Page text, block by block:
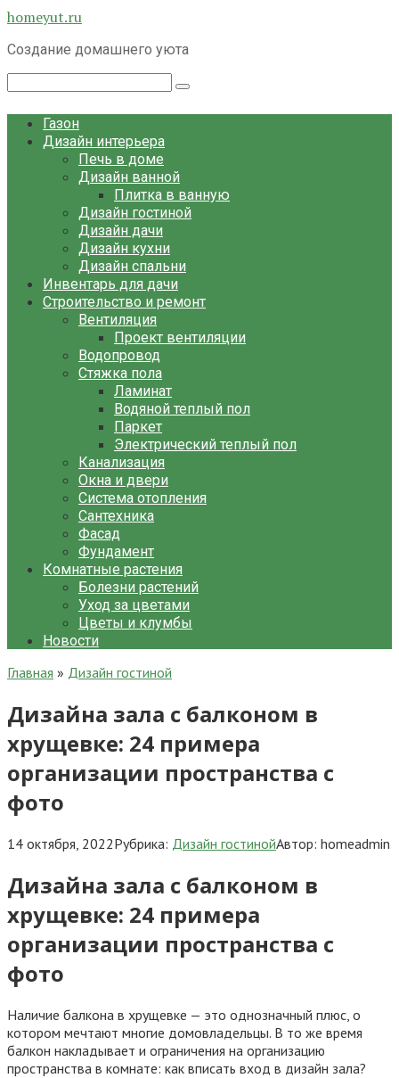
Перейти
контенту
homeyut.ru
Создание домашнего уюта
Газон
Дизайн интерьера
Печь в доме
Дизайн ванной
Плитка в ванную
Дизайн гостиной
Дизайн дачи
Дизайн кухни
Дизайн спальни
Инвентарь для дачи
Строительство и ремонт
Вентиляция
Проект вентиляции
Водопровод
Стяжка пола
Ламинат
Водяной теплый пол
Паркет
Электрический теплый пол
Канализация
Окна и двери
Система отопления
Сантехника
Фасад
Фундамент
Комнатные растения
Болезни растений
Уход за цветами
Цветы и клумбы
Новости
Главная » Дизайн гостиной
Дизайна зала с балконом в
хрущевке: 24 примера
организации пространства с
фото
14 октября, 2022Рубрика: Дизайн гостинойАвтор: homeadmin
Дизайна зала с балконом в
хрущевке: 24 примера
организации пространства с
фото
Наличие балкона в хрущевке — это однозначный плюс, о
котором мечтают многие домовладельцы. В то же время
балкон накладывает и ограничения на организацию
пространства в комнате: как вписать вход в дизайн зала?